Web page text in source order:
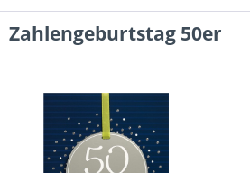
Zahlengeburtstag 50er